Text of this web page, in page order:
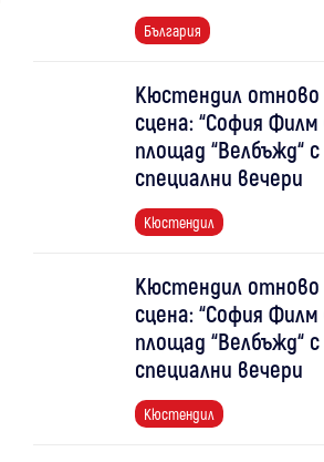
България
Кюстендил отново
сцена: “София
площад “Велбъжд“
специални вечери
Кюстендил
Кюстендил отново
сцена: “София
площад “Велбъжд“
специални вечери
Кюстендил